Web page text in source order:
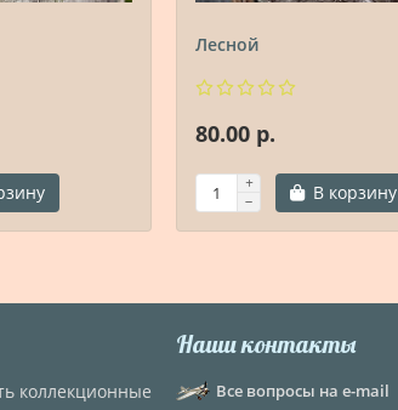
Лесной
80.00 р.
В корзину
коллекционные
Наши контакты
Все вопросы на e-mail